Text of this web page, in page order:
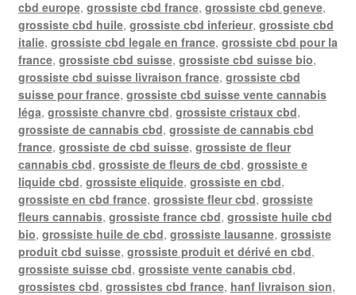
cbd europe, grossiste cbd france, grossiste cbd geneve,
grossiste cbd huile, grossiste cbd inferieur, grossiste cbd
italie, grossiste cbd legale en france, grossiste cbd pour la
france, grossiste cbd suisse, grossiste cbd suisse bio,
grossiste cbd suisse livraison france, grossiste cbd
suisse pour france, grossiste cbd suisse vente cannabis
léga, grossiste chanvre cbd, grossiste cristaux cbd,
grossiste de cannabis cbd, grossiste de cannabis cbd
france, grossiste de cbd suisse, grossiste de fleur
cannabis cbd, grossiste de fleurs de cbd, grossiste e
liquide cbd, grossiste eliquide, grossiste en cbd,
grossiste en cbd france, grossiste fleur cbd, grossiste
fleurs cannabis, grossiste france cbd, grossiste huile cbd
bio, grossiste huile de cbd, grossiste lausanne, grossiste
produit cbd suisse, grossiste produit et dérivé en cbd,
grossiste suisse cbd, grossiste vente canabis cbd,
grossistes cbd, grossistes cbd france, hanf livraison sion,